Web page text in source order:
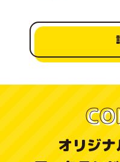
オリジ